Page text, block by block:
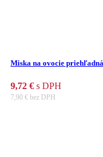
Miska na ovocie
9,72 € s DPH
7,90 € bez DPH